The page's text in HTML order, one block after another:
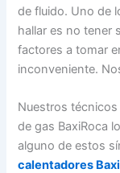
de fluido. Uno de
hallar es no tener
factores a tomar
inconveniente.
Nuestros técnicos
de gas BaxiRoca
alguno de estos
calentadores